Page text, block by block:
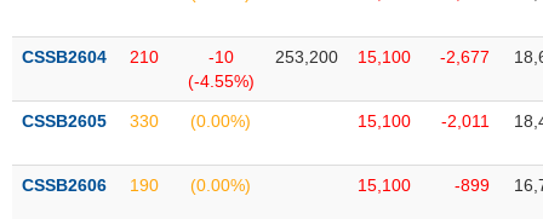
CSSB2604 210
-10
(-4.55%)
253,200 15,100 -2,677
CSSB2605 330 (0.00%) 15,100 -2,011
CSSB2606 190 (0.00%) 15,100 -899
Thuật
ngữ
vụ
(-)